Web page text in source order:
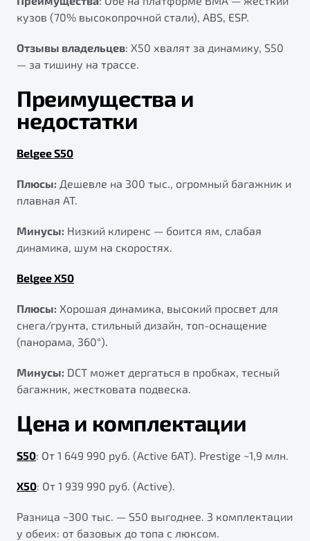
кузов (70% высокопрочной стали), ABS, ESP.
Отзывы владельцев: X50 хвалят за динамику, S50
— за тишину на трассе.
Преимущества и
недостатки
Belgee S50
Плюсы: Дешевле на 300 тыс., огромный багажник и
плавная AT.
Минусы: Низкий клиренс — боится ям, слабая
динамика, шум на скоростях.
Belgee X50
Плюсы: Хорошая динамика, высокий просвет для
снега/грунта, стильный дизайн, топ-оснащение
(панорама, 360°).
Минусы: DCT может дергаться в пробках, тесный
багажник, жестковата подвеска.
Цена и комплектации
S50: От 1 649 990 руб. (Active 6АТ). Prestige ~1,9 млн.
X50: От 1 939 990 руб. (Active).
Разница ~300 тыс. — S50 выгоднее. 3 комплектации
у обеих: от базовых до топа с люксом.